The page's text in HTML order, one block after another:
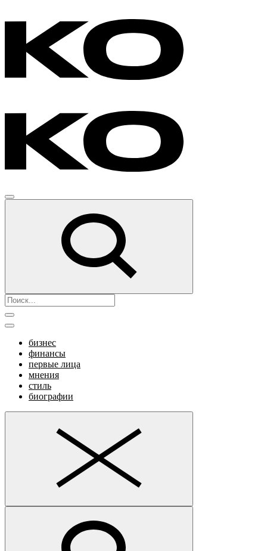
бизнес
финансы
первые лица
мнения
стиль
биографии